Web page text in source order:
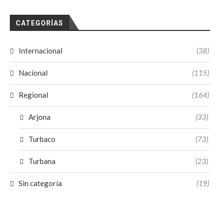
CATEGORÍAS
Internacional (38)
Nacional (115)
Regional (164)
Arjona (33)
Turbaco (73)
Turbana (23)
Sin categoría (19)